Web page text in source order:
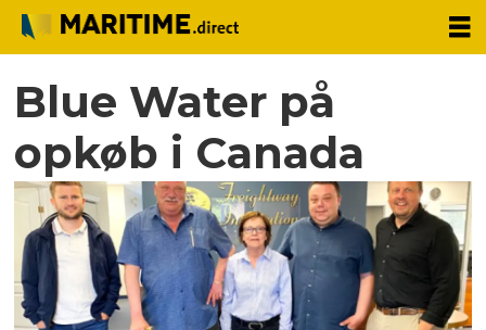
Blue Water på
opkøb i Canada